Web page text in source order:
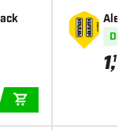
1,10